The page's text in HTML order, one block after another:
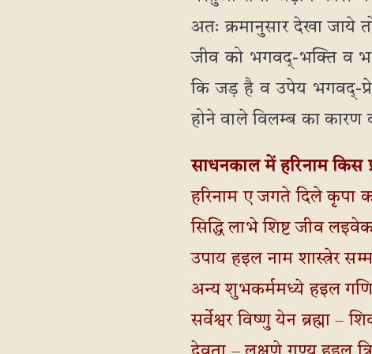
अतः क्रमानुसार देखा जाये
जीव को भगवद्-भक्ति व
कि जड़ है व उपेय भगवद्-
होने वाले विलम्ब का कारण
साधनकाल में हरिनाम किस
हरिनाम ए जगते दिले कृपा
सिद्धि लाभे शिष्ट जीव
उपाय हइल नाम शास्त्रेर
अन्य शुभकर्ममध्ये हइल
सर्वेश्वर विष्णु येन ब्रह्मा –